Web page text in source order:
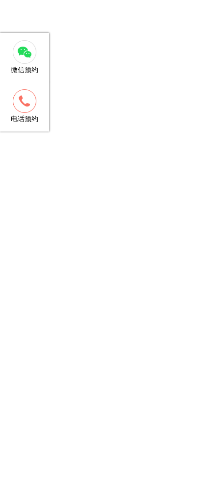
微信预约
电话预约
客服
13148781706